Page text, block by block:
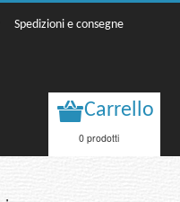
Spedizioni e consegne
Carrello
0 prodotti